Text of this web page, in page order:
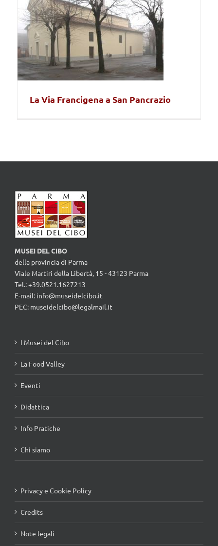
La Via Francigena a San Pancrazio
MUSEI DEL CIBO
della provincia di Parma
Viale Martiri della Libertà, 15 - 43123 Parma
Tel.: +39.0521.1627213
E-mail: info@museidelcibo.it
PEC: museidelcibo@legalmail.it
I Musei del Cibo
La Food Valley
Eventi
Didattica
Info Pratiche
Chi siamo
Privacy e Cookie Policy
Credits
Note legali